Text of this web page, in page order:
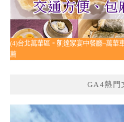
(4)台北萬華區。凱達家宴中餐廳~萬華
薦
GA4熱門